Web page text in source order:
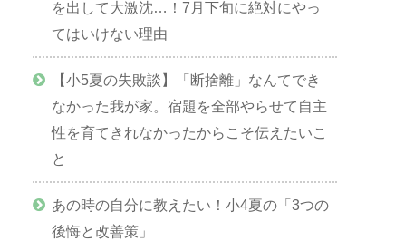
を出して大激沈…！7月下旬に絶対にやっ
てはいけない理由
【小5夏の失敗談】「断捨離」なんてでき
なかった我が家。宿題を全部やらせて自主
性を育てきれなかったからこそ伝えたいこ
と
あの時の自分に教えたい！小4夏の「3つの
後悔と改善策」